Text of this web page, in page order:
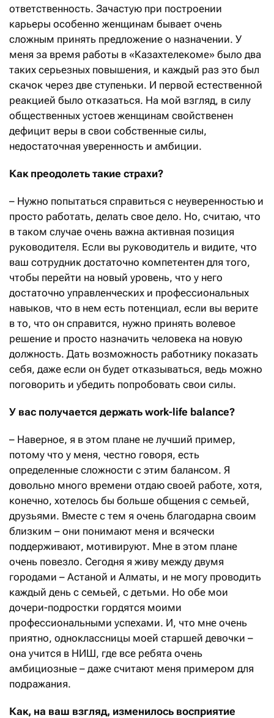
ответственность. Зачастую при построении
карьеры особенно женщинам бывает очень
сложным принять предложение о назначении. У
меня за время работы в «Казахтелекоме» было два
таких серьезных повышения, и каждый раз это был
скачок через две ступеньки. И первой естественной
реакцией было отказаться. На мой взгляд, в силу
общественных устоев женщинам свойственен
дефицит веры в свои собственные силы,
недостаточная уверенность и амбиции.
Как преодолеть такие страхи?
– Нужно попытаться справиться с неуверенностью и
просто работать, делать свое дело. Но, считаю, что
в таком случае очень важна активная позиция
руководителя. Если вы руководитель и видите, что
ваш сотрудник достаточно компетентен для того,
чтобы перейти на новый уровень, что у него
достаточно управленческих и профессиональных
навыков, что в нем есть потенциал, если вы верите
в то, что он справится, нужно принять волевое
решение и просто назначить человека на новую
должность. Дать возможность работнику показать
себя, даже если он будет отказываться, ведь можно
поговорить и убедить попробовать свои силы.
У вас получается держать work-life balance?
– Наверное, я в этом плане не лучший пример,
потому что у меня, честно говоря, есть
определенные сложности с этим балансом. Я
довольно много времени отдаю своей работе, хотя,
конечно, хотелось бы больше общения с семьей,
друзьями. Вместе с тем я очень благодарна своим
близким – они понимают меня и всячески
поддерживают, мотивируют. Мне в этом плане
очень повезло. Сегодня я живу между двумя
городами – Астаной и Алматы, и не могу проводить
каждый день с семьей, с детьми. Но обе мои
дочери-подростки гордятся моими
профессиональными успехами. И, что мне очень
приятно, одноклассницы моей старшей девочки –
она учится в НИШ, где все ребята очень
амбициозные – даже считают меня примером для
подражания.
Как, на ваш взгляд, изменилось восприятие